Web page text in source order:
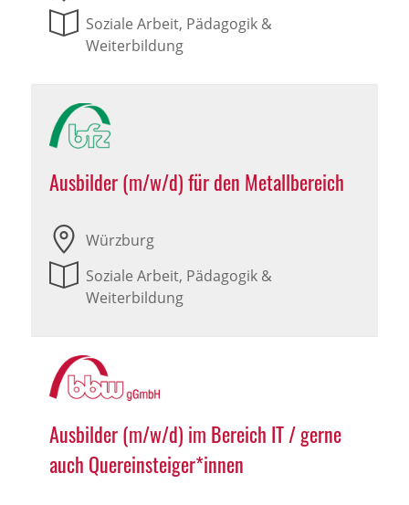
Soziale Arbeit, Pädagogik &
Weiterbildung
Ausbilder (m/w/d) für den Metallbereich
Würzburg
Soziale Arbeit, Pädagogik &
Weiterbildung
Ausbilder (m/w/d) im Bereich IT / gerne
auch Quereinsteiger*innen